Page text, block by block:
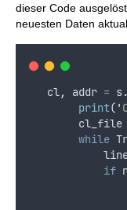
dieser Code
neuesten Daten
cl, addr = s.
print( '
cl_file
while
if